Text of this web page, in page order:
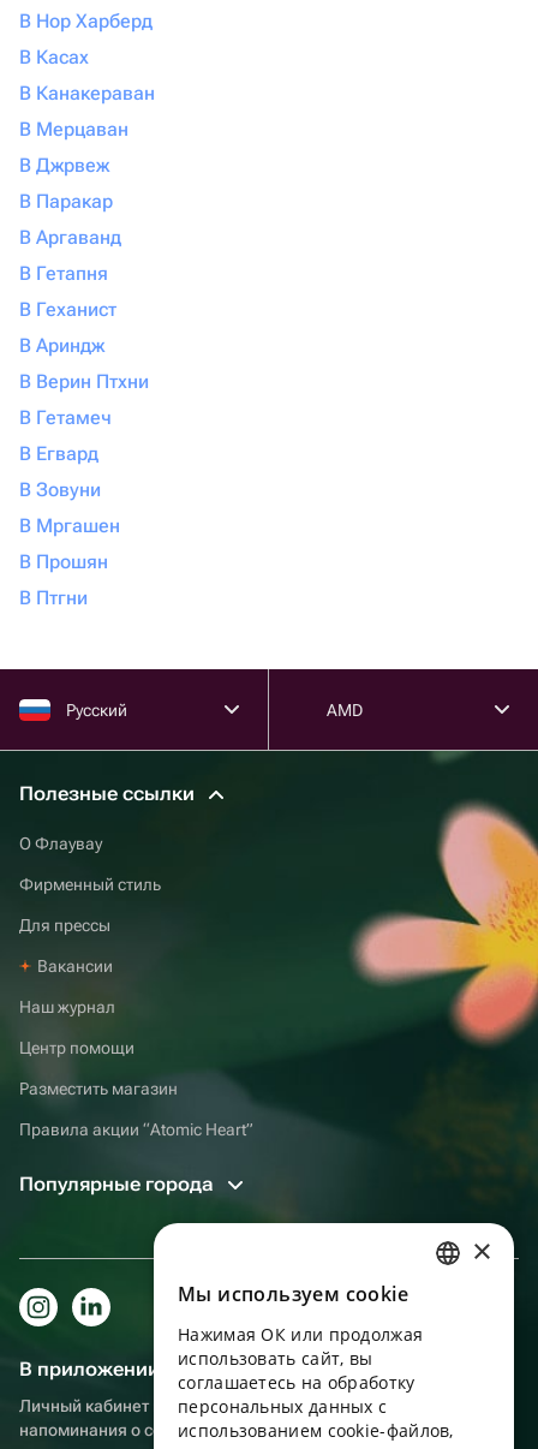
В Нор Харберд
В Касах
В Канакераван
В Мерцаван
В Джрвеж
В Паракар
В Аргаванд
В Гетапня
В Геханист
В Ариндж
В Верин Птхни
В Гетамеч
В Егвард
В Зовуни
В Мргашен
В Прошян
В Птгни
Русский AMD
Полезные ссылки
О Флаувау
Фирменный стиль
Для прессы
Вакансии
Наш журнал
Центр помощи
Разместить магазин
Правила акции “Atomic Heart”
Популярные города
В приложении еще удобнее!
Личный кабинет получателя, больше бонусов за покупки и
напоминания о событиях
ENGLISH
UKRAINIAN
PORTUGUESE
×
Мы используем сookie
Нажимая ОК или продолжая
использовать сайт, вы
соглашаетесь на обработку
персональных данных с
использованием cookie-файлов,